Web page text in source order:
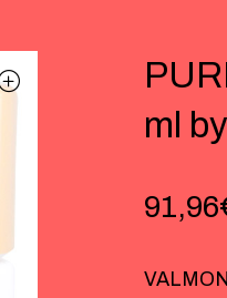
ml
91,96